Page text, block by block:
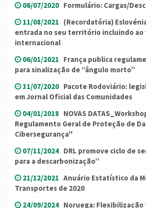
06/07/2020 Formulário: Cargas/
11/08/2021 (Recordatória)
entrada no seu território incluindo
internacional
06/01/2021 França publica
para sinalização de “ângulo morto”
31/07/2020 Pacote Rodoviário:
em Jornal Oficial das Comunidades
04/01/2018 NOVAS
Regulamento Geral de Proteção de
Cibersegurança"
07/11/2024 DRL promove ciclo de
para a descarbonização”
21/12/2021 Anuário Estatístico da
Transportes de 2020
24/09/2024 Noruega: